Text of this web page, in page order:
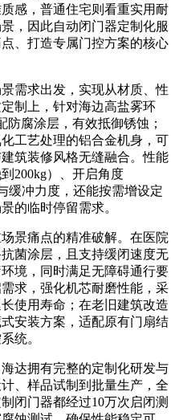
感，普通住宅则看重实用耐
，因此自动闭门器定制化服
、打造专属门控方案的核心
需求出发，实现从材质、性
制上，针对海边高盐雾环
防腐涂层，有效抵御锈蚀；
工艺处理的铝合金机身，可
筑装修风格无缝融合。性能
200kg）、开启角度
缓冲力度，还能按需增设定
的临时停留需求。
景痛点的精准破解。在医院
菌涂层，且支持缓闭速度无
境，同时满足无障碍通行要
求，强化机芯耐磨性能，采
使用寿命；在老旧建筑改造
安装方案，适配原有门扇结
统。
达拥有完整的定制化研发与
、样品试制到批量生产，全
闭门器都经过10万次启闭测